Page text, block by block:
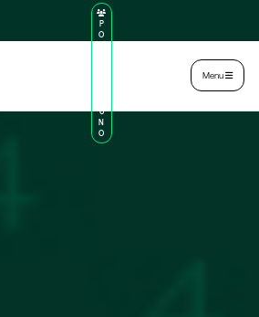
P
O
U
N
O
Menu